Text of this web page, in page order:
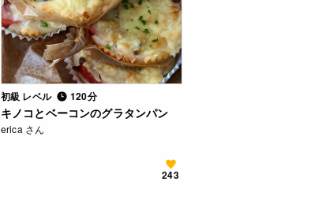
初級 レベル 120分
キノコとベーコンのグラタンパン
erica さん
243